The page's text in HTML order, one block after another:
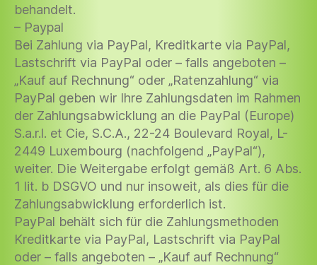
behandelt.
– Paypal
Bei Zahlung via PayPal, Kreditkarte via PayPal,
Lastschrift via PayPal oder – falls angeboten –
„Kauf auf Rechnung“ oder „Ratenzahlung“ via
PayPal geben wir Ihre Zahlungsdaten im Rahmen
der Zahlungsabwicklung an die PayPal (Europe)
S.a.r.l. et Cie, S.C.A., 22-24 Boulevard Royal, L-
2449 Luxembourg (nachfolgend „PayPal“),
weiter. Die Weitergabe erfolgt gemäß Art. 6 Abs.
1 lit. b DSGVO und nur insoweit, als dies für die
Zahlungsabwicklung erforderlich ist.
PayPal behält sich für die Zahlungsmethoden
Kreditkarte via PayPal, Lastschrift via PayPal
oder – falls angeboten – „Kauf auf Rechnung“